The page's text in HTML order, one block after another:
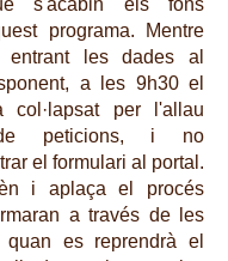
s'acabin els fons
programa. Mentre
entrant les dades al
a les 9h30 el
col·lapsat per l'allau
de peticions, i no
el formulari al portal.
i aplaça el procés
a través de les
quan es reprendrà el